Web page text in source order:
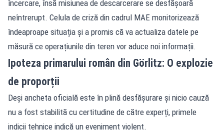
încercare, însă misiunea de descarcerare se desfășoară
neîntrerupt. Celula de criză din cadrul MAE monitorizează
îndeaproape situația și a promis că va actualiza datele pe
măsură ce operațiunile din teren vor aduce noi informații.
Ipoteza primarului român din Görlitz: O explozie
de proporții
Deși ancheta oficială este în plină desfășurare și nicio cauză
nu a fost stabilită cu certitudine de către experți, primele
indicii tehnice indică un eveniment violent.